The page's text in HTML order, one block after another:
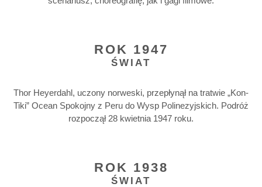
ROK 1947
ŚWIAT
Thor Heyerdahl, uczony norweski, przepłynął na tratwie „Kon-
Tiki” Ocean Spokojny z Peru do Wysp Polinezyjskich. Podróż
rozpoczął 28 kwietnia 1947 roku.
ROK 1938
ŚWIAT